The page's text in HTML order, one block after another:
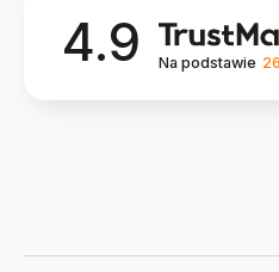
4.9 Na podstawie